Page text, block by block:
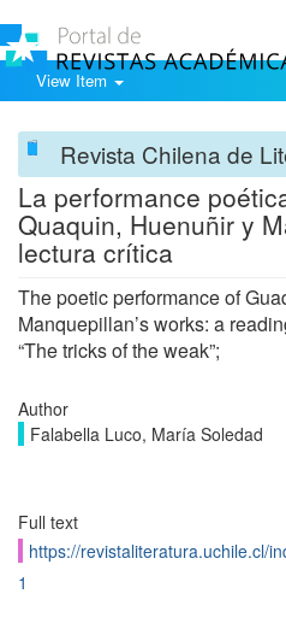
View Item
Revista Chilena de
La performance
Quaquin, Huenuñir y
lectura crítica
The poetic performance of
Manquepillan’s works: a
“The tricks of the weak”;
Author
Falabella Luco, María Soledad
Full text
https://revistaliteratura.uchile.cl/
1